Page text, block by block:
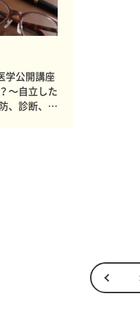
学公開講座
～自立した
、診断、対